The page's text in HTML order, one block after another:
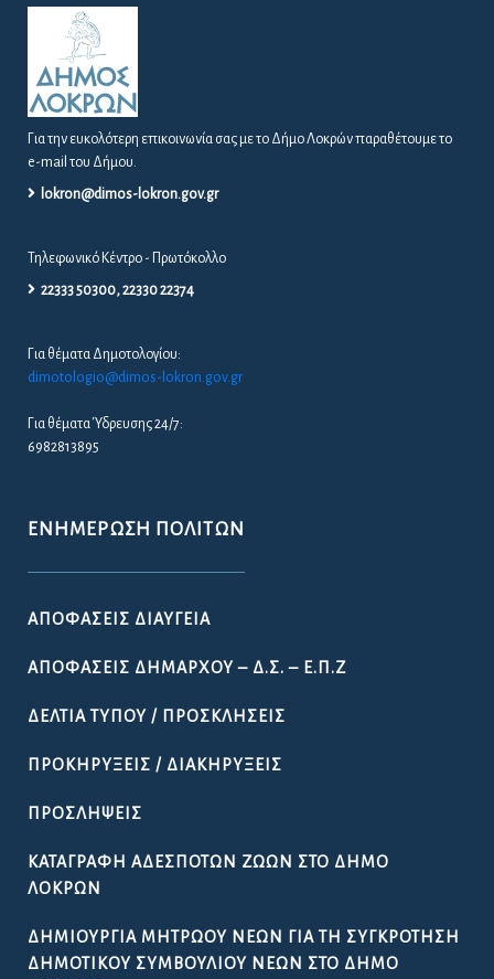
Για την ευκολότερη επικοινωνία σας με το Δήμο Λοκρών παραθέτουμε το
e-mail του Δήμου.
lokron@dimos-lokron.gov.gr
Τηλεφωνικό Κέντρο - Πρωτόκολλο
22333 50300, 22330 22374
Για θέματα Δημοτολογίου:
dimotologio@dimos-lokron.gov.gr
Για θέματα Ύδρευσης 24/7:
6982813895
ΕΝΗΜΈΡΩΣΗ ΠΟΛΙΤΏΝ
ΑΠΟΦΆΣΕΙΣ ΔΙΑΎΓΕΙΑ
ΑΠΟΦΆΣΕΙΣ ΔΗΜΆΡΧΟΥ – Δ.Σ. – Ε.Π.Ζ
ΔΕΛΤΊΑ ΤΎΠΟΥ / ΠΡΟΣΚΛΉΣΕΙΣ
ΠΡΟΚΗΡΎΞΕΙΣ / ΔΙΑΚΗΡΎΞΕΙΣ
ΠΡΟΣΛΉΨΕΙΣ
ΚΑΤΑΓΡΑΦΉ ΑΔΈΣΠΟΤΩΝ ΖΏΩΝ ΣΤΟ ΔΉΜΟ
ΛΟΚΡΏΝ
ΔΗΜΙΟΥΡΓΊΑ ΜΗΤΡΏΟΥ ΝΈΩΝ ΓΙΑ ΤΗ ΣΥΓΚΡΌΤΗΣΗ
ΔΗΜΟΤΙΚΟΎ ΣΥΜΒΟΥΛΊΟΥ ΝΈΩΝ ΣΤΟ ΔΉΜΟ